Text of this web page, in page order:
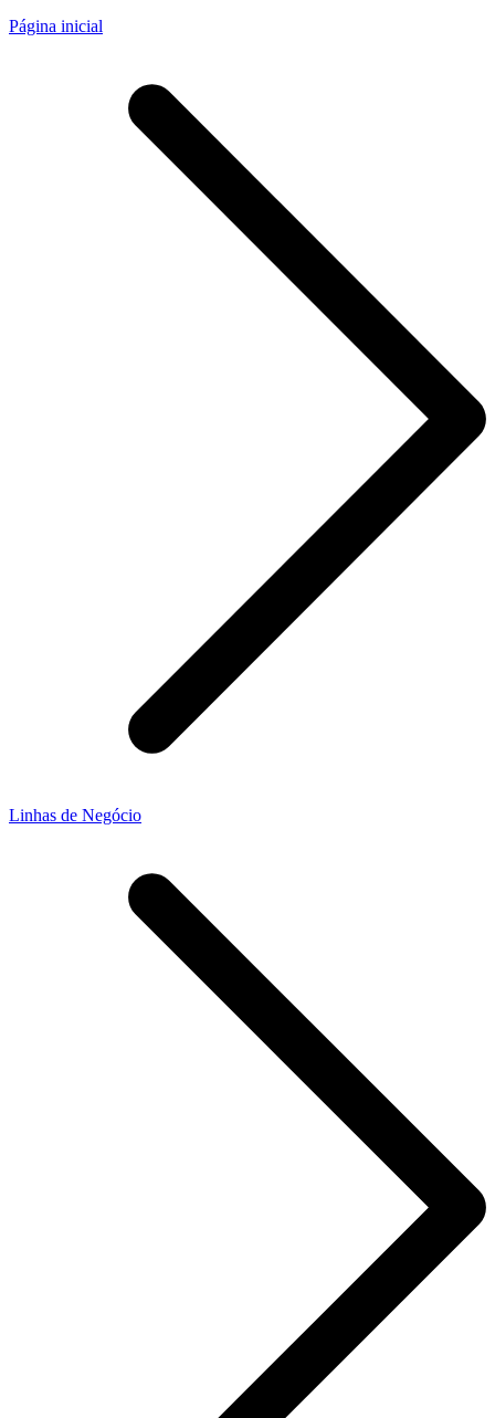
Página inicial
Linhas de Negócio